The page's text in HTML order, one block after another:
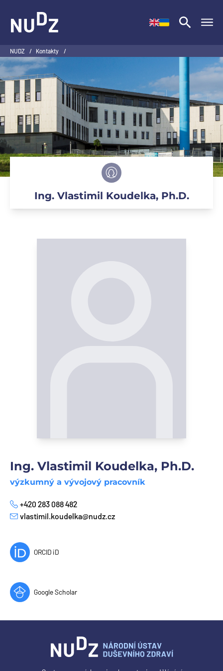
NUDZ / Kontakty /
Ing. Vlastimil Koudelka, Ph.D.
Ing. Vlastimil Koudelka, Ph.D.
výzkumný a vývojový pracovník
Telefon
+420 283 088 482
E-mail
vlastimil.koudelka@nudz.cz
ORCID iD
Google Scholar